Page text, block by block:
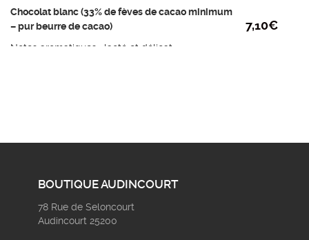
Chocolat blanc (33% de fèves de cacao minimum
– pur beurre de cacao)
Notes aromatiques : lacté et délicat
Prix au kilo : 74,75€
7,10€
BOUTIQUE AUDINCOURT
78 Rue de Seloncourt
Audincourt 25200